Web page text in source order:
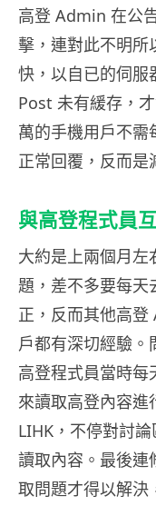
高登 Admin 在公
擊，連對此不明所
快，以自已的伺服
Post 未有緩存，
萬的手機用戶不
正常回覆，反而是
與高登程式員
大約是上兩個月左
題，差不多要每
正，反而其他高登
戶都有深切經驗
高登程式員當時每
來讀取高登內容
LIHK，不停對討
讀取內容。最後
取問題才得以解決